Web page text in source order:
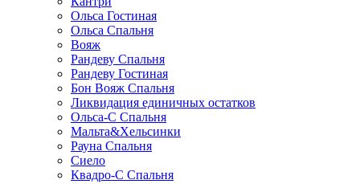
Ольса Гостиная
Ольса Спальня
Вояж
Рандеву Спальня
Рандеву Гостиная
Бон Вояж Спальня
Ликвидация единичных остатков
Ольса-С Спальня
Мальта&Хельсинки
Рауна Спальня
Сиело
Квадро-С Спальня